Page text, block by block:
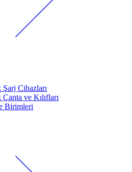
Cihazları
ve Kılıfları
Birimleri